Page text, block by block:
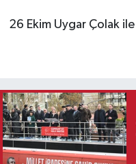
26 Ekim Uygar Çolak